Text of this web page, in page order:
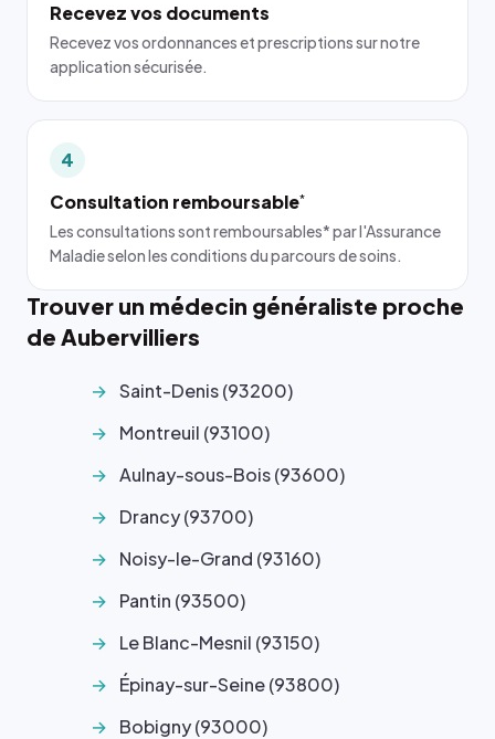
Recevez vos documents
Recevez vos ordonnances et prescriptions sur notre
application sécurisée.
4
Consultation remboursable*
Les consultations sont remboursables* par l'Assurance
Maladie selon les conditions du parcours de soins.
Trouver un médecin généraliste proche
de Aubervilliers
Saint-Denis (93200)
Montreuil (93100)
Aulnay-sous-Bois (93600)
Drancy (93700)
Noisy-le-Grand (93160)
Pantin (93500)
Le Blanc-Mesnil (93150)
Épinay-sur-Seine (93800)
Bobigny (93000)